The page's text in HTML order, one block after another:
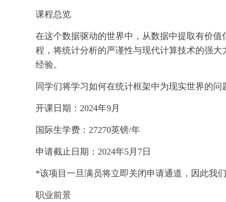
课程总览
在这个数据驱动的世界中，从数据中提取有价
程，将统计分析的严谨性与现代计算技术的强
经验。
同学们将学习如何在统计框架中为现实世界的
开课日期：2024年9月
国际生学费：27270英镑/年
申请截止日期：2024年5月7日
*该项目一旦满员将立即关闭申请通道，因此我
职业前景